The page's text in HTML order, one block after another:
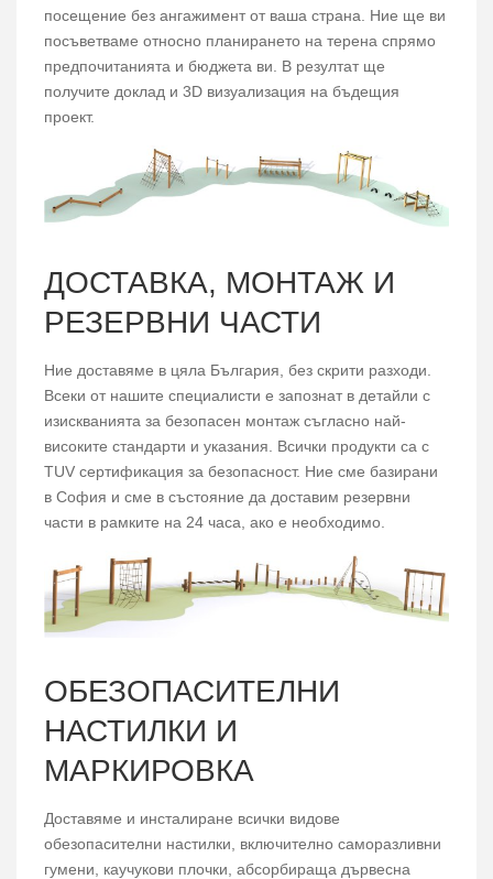
посещение без ангажимент от ваша страна. Ние ще ви
посъветваме относно планирането на терена спрямо
предпочитанията и бюджета ви. В резултат ще
получите доклад и 3D визуализация на бъдещия
проект.
ДОСТАВКА, МОНТАЖ И
РЕЗЕРВНИ ЧАСТИ
Ние доставяме в цяла България, без скрити разходи.
Всеки от нашите специалисти е запознат в детайли с
изискванията за безопасен монтаж съгласно най-
високите стандарти и указания. Всички продукти са с
TUV сертификация за безопасност. Ние сме базирани
в София и сме в състояние да доставим резервни
части в рамките на 24 часа, ако е необходимо.
ОБЕЗОПАСИТЕЛНИ
НАСТИЛКИ И
МАРКИРОВКА
Доставяме и инсталиране всички видове
обезопасителни настилки, включително саморазливни
гумени, каучукови плочки, абсорбираща дървесна